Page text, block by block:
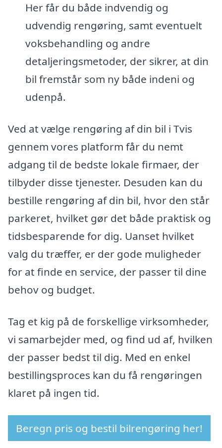
Her får du både indvendig og
udvendig rengøring, samt eventuelt
voksbehandling og andre
detaljeringsmetoder, der sikrer, at din
bil fremstår som ny både indeni og
udenpå.
Ved at vælge rengøring af din bil i Tvis
gennem vores platform får du nemt
adgang til de bedste lokale firmaer, der
tilbyder disse tjenester. Desuden kan du
bestille rengøring af din bil, hvor den står
parkeret, hvilket gør det både praktisk og
tidsbesparende for dig. Uanset hvilket
valg du træffer, er der gode muligheder
for at finde en service, der passer til dine
behov og budget.
Tag et kig på de forskellige virksomheder,
vi samarbejder med, og find ud af, hvilken
der passer bedst til dig. Med en enkel
bestillingsproces kan du få rengøringen
klaret på ingen tid.
Beregn pris og bestil bilrengøring her!